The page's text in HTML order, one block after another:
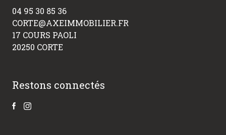
04 95 30 85 36
CORTE@AXEIMMOBILIER.FR
17 COURS PAOLI
20250 CORTE
Restons connectés